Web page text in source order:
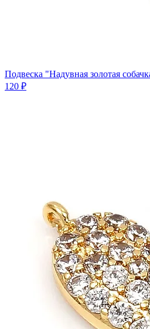
Подвеска "Надувная золотая
120 ₽